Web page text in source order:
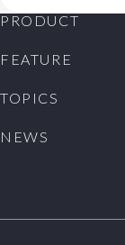
PRODUCT
FEATURE
TOPICS
NEWS